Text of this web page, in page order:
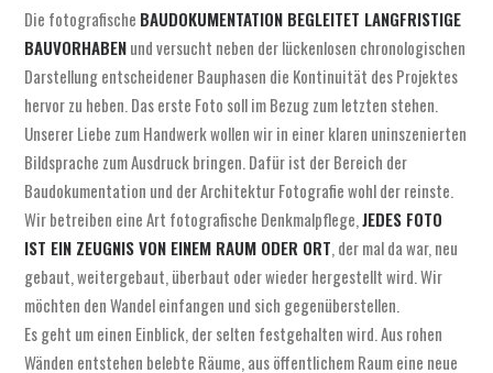
Die fotografische BAUDOKUMENTATION BEGLEITET LANGFRISTIGE
BAUVORHABENund versucht neben der lückenlosen chronologischen
Darstellung entscheidener Bauphasen die Kontinuität des Projektes
hervor zu heben. Das erste Foto soll im Bezug zum letzten stehen.
Unserer Liebe zum Handwerk wollen wir in einer klaren uninszenierten
Bildsprache zum Ausdruck bringen. Dafür ist der Bereich der
Baudokumentation und der Architektur Fotografie wohl der reinste.
Wir betreiben eine Art fotografische Denkmalpflege,JEDES FOTO
IST EIN ZEUGNIS VON EINEM RAUM ODER ORT, der mal da war, neu
gebaut, weitergebaut, überbaut oder wieder hergestellt wird. Wir
möchten den Wandel einfangen und sich gegenüberstellen.
Es geht um einen Einblick, der selten festgehalten wird. Aus rohen
Wänden entstehen belebte Räume, aus öffentlichem Raum eine neue